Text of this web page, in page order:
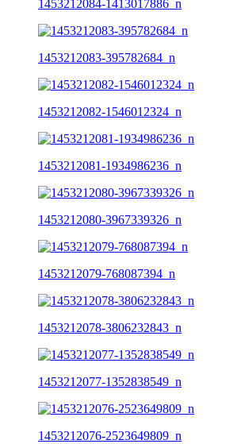
1453212084-1413017886_n
1453212083-395782684_n
1453212082-1546012324_n
1453212081-1934986236_n
1453212080-3967339326_n
1453212079-768087394_n
1453212078-3806232843_n
1453212077-1352838549_n
1453212076-2523649809_n